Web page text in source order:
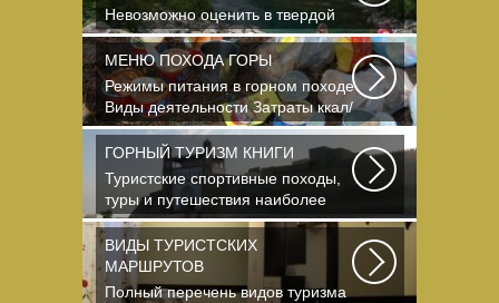
Невозможно оценить в твердой
валюте то ощущение свободы и
вневременности...
МЕНЮ ПОХОДА ГОРЫ
Режимы питания в горном походе
Виды деятельности Затраты ккал/
час жен (55+15)...
ГОРНЫЙ ТУРИЗМ КНИГИ
Туристские спортивные походы,
туры и путешествия наиболее
полно и органично...
ВИДЫ ТУРИСТСКИХ
МАРШРУТОВ
Полный перечень видов туризма